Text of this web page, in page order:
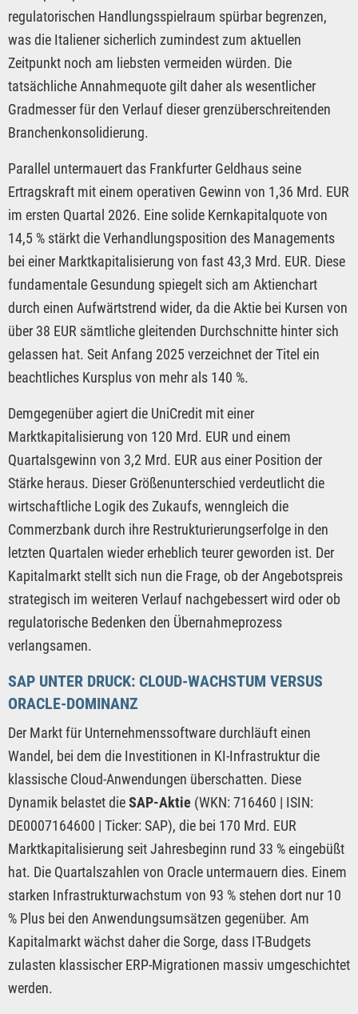
regulatorischen Handlungsspielraum spürbar begrenzen,
was die Italiener sicherlich zumindest zum aktuellen
Zeitpunkt noch am liebsten vermeiden würden. Die
tatsächliche Annahmequote gilt daher als wesentlicher
Gradmesser für den Verlauf dieser grenzüberschreitenden
Branchenkonsolidierung.
Parallel untermauert das Frankfurter Geldhaus seine
Ertragskraft mit einem operativen Gewinn von 1,36 Mrd. EUR
im ersten Quartal 2026. Eine solide Kernkapitalquote von
14,5 % stärkt die Verhandlungsposition des Managements
bei einer Marktkapitalisierung von fast 43,3 Mrd. EUR. Diese
fundamentale Gesundung spiegelt sich am Aktienchart
durch einen Aufwärtstrend wider, da die Aktie bei Kursen von
über 38 EUR sämtliche gleitenden Durchschnitte hinter sich
gelassen hat. Seit Anfang 2025 verzeichnet der Titel ein
beachtliches Kursplus von mehr als 140 %.
Demgegenüber agiert die UniCredit mit einer
Marktkapitalisierung von 120 Mrd. EUR und einem
Quartalsgewinn von 3,2 Mrd. EUR aus einer Position der
Stärke heraus. Dieser Größenunterschied verdeutlicht die
wirtschaftliche Logik des Zukaufs, wenngleich die
Commerzbank durch ihre Restrukturierungserfolge in den
letzten Quartalen wieder erheblich teurer geworden ist. Der
Kapitalmarkt stellt sich nun die Frage, ob der Angebotspreis
strategisch im weiteren Verlauf nachgebessert wird oder ob
regulatorische Bedenken den Übernahmeprozess
verlangsamen.
SAP UNTER DRUCK: CLOUD-WACHSTUM VERSUS
ORACLE-DOMINANZ
Der Markt für Unternehmenssoftware durchläuft einen
Wandel, bei dem die Investitionen in KI-Infrastruktur die
klassische Cloud-Anwendungen überschatten. Diese
Dynamik belastet dieSAP-Aktie (WKN: 716460 | ISIN:
DE0007164600 | Ticker: SAP), die bei 170 Mrd. EUR
Marktkapitalisierung seit Jahresbeginn rund 33 % eingebüßt
hat. Die Quartalszahlen von Oracle untermauern dies. Einem
starken Infrastrukturwachstum von 93 % stehen dort nur 10
% Plus bei den Anwendungsumsätzen gegenüber. Am
Kapitalmarkt wächst daher die Sorge, dass IT-Budgets
zulasten klassischer ERP-Migrationen massiv umgeschichtet
werden.